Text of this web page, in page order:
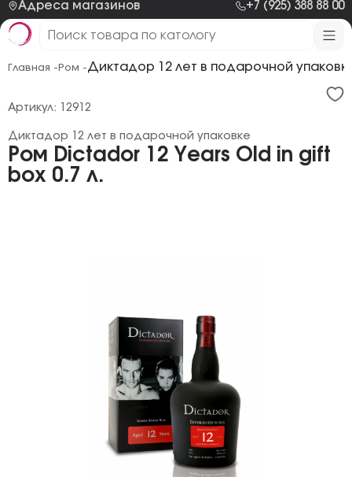
Адреса магазинов +7 (925) 388 88 00
Главная - Ром -Диктадор 12 лет в подарочной
Ром Dictador 12 Years Old in gift
box 0.7 л.
Диктадор 12 лет в подарочной упаковке
Артикул: 12912